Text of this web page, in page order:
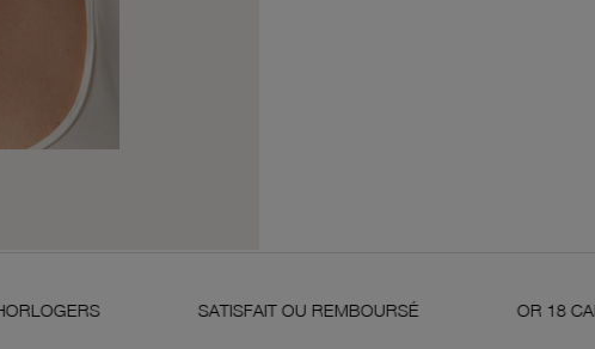
SATISFAIT OU REMBOURSÉ OR 18 CARATS 750